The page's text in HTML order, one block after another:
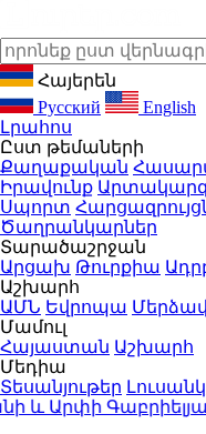
Հայերեն
Русский
English
Լրահոս
Ըստ թեմաների
Քաղաքական
Իրավունք
Սպորտ
Ծաղրանկարներ
Տարածաշրջան
Արցախ Թուրքիա
Աշխարհ
ԱՄՆ Եվրոպա
Մամուլ
Հայաստան Աշխարհ
Մեդիա
Տեսանյութեր
Գաբրիելյանի